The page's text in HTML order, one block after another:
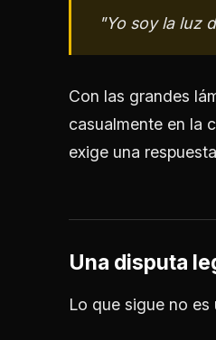
"Yo soy la luz
Con las grandes
casualmente en la
exige una
Una disputa
Lo que sigue no